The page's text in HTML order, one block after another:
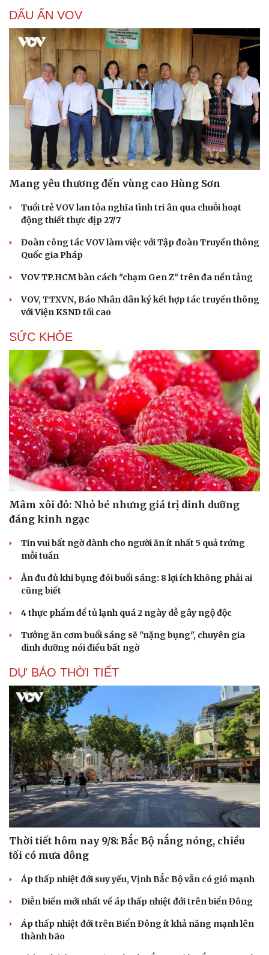
Cải chính
DẤU ẤN VOV
Mang yêu thương đến vùng cao Hùng Sơn
Tuổi trẻ VOV lan tỏa nghĩa tình tri ân qua chuỗi hoạt
động thiết thực dịp 27/7
Đoàn công tác VOV làm việc với Tập đoàn Truyền thông
Quốc gia Pháp
VOV TP.HCM bàn cách "chạm Gen Z" trên đa nền tảng
VOV, TTXVN, Báo Nhân dân ký kết hợp tác truyền thông
với Viện KSND tối cao
SỨC KHỎE
Mâm xôi đỏ: Nhỏ bé nhưng giá trị dinh dưỡng
đáng kinh ngạc
Tin vui bất ngờ dành cho người ăn ít nhất 5 quả trứng
mỗi tuần
Ăn đu đủ khi bụng đói buổi sáng: 8 lợi ích không phải ai
cũng biết
4 thực phẩm để tủ lạnh quá 2 ngày dễ gây ngộ độc
Tưởng ăn cơm buổi sáng sẽ "nặng bụng", chuyên gia
dinh dưỡng nói điều bất ngờ
DỰ BÁO THỜI TIẾT
Thời tiết hôm nay 9/8: Bắc Bộ nắng nóng, chiều
tối có mưa dông
Áp thấp nhiệt đới suy yếu, Vịnh Bắc Bộ vẫn có gió mạnh
Diễn biến mới nhất về áp thấp nhiệt đới trên biển Đông
Áp thấp nhiệt đới trên Biển Đông ít khả năng mạnh lên
thành bão